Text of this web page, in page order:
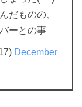
だものの、
ーとの事
December